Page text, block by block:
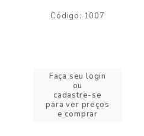
Código: 1007
Faça seu login
ou
cadastre-se
para ver preços
e comprar